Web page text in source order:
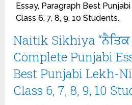
Essay, Paragraph Best
Class 6, 7, 8, 9, 10 Students.
Naitik Sikhiya “ਨੈਤਿਕ
Complete Punjabi
Best Punjabi Lekh-
Class 6, 7, 8, 9, 10